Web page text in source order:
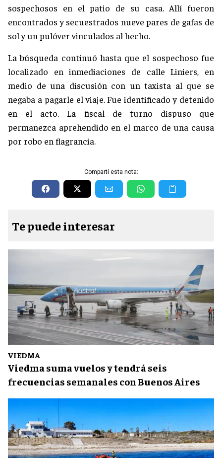
sospechosos en el patio de su casa. Allí fueron
encontrados y secuestrados nueve pares de gafas de
sol y un pulóver vinculados al hecho.
La búsqueda continuó hasta que el sospechoso fue
localizado en inmediaciones de calle Liniers, en
medio de una discusión con un taxista al que se
negaba a pagarle el viaje. Fue identificado y detenido
en el acto. La fiscal de turno dispuso que
permanezca aprehendido en el marco de una causa
por robo en flagrancia.
Compartí esta nota:
Te puede interesar
VIEDMA
Viedma suma vuelos y tendrá seis
frecuencias semanales con Buenos Aires